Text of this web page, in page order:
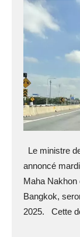
Le ministre
annoncé
Maha Nakhon
Bangkok,
2025. Cette